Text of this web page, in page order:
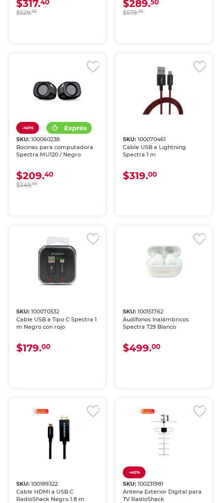
$317.40
$529.00
$289.50
$579.00
-40%
SKU:100060238
Bocinas para computadora
Spectra MU120 / Negro
$209.40
$349.00
SKU: 100070461
Cable USB a Lightning
Spectra 1 m
$319.00
SKU:100070532
Cable USB a Tipo C Spectra 1
m Negro con rojo
$179.00
SKU: 100151762
Audífonos Inalámbricos
Spectra T29 Blanco
$499.00
SKU:100189322
Cable HDMI a USB C
RadioShack Negro 1.8 m
-40%
SKU: 100231981
Antena Exterior Digital para
TV RadioShack